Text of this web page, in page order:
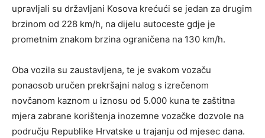
upravljali su državljani Kosova krećući se jedan za drugim
brzinom od 228 km/h, na dijelu autoceste gdje je
prometnim znakom brzina ograničena na 130 km/h.
Oba vozila su zaustavljena, te je svakom vozaču
ponaosob uručen prekršajni nalog s izrečenom
novčanom kaznom u iznosu od 5.000 kuna te zaštitna
mjera zabrane korištenja inozemne vozačke dozvole na
području Republike Hrvatske u trajanju od mjesec dana.